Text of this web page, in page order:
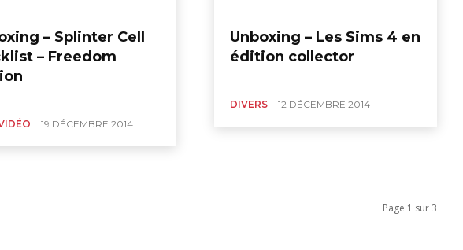
– Splinter Cell
– Freedom
19 DÉCEMBRE 2014
Unboxing – Les Sims 4 en
édition collector
DIVERS 12 DÉCEMBRE 2014
Page 1 sur 3